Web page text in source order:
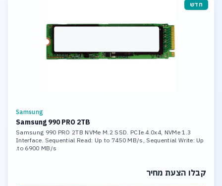
חדש
Samsung
Samsung 990 PRO 2TB
Samsung 990 PRO 2TB NVMe M.2 SSD. PCIe 4.0x4, NVMe 1.3
Interface. Sequential Read: Up to 7450 MB/s, Sequential Write: Up
to 6900 MB/s.
קבלו הצעת מחיר